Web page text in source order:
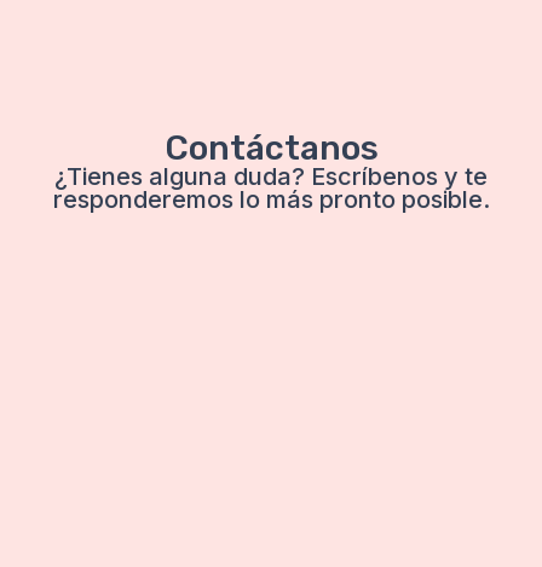
Contáctanos
¿Tienes alguna duda? Escríbenos y te
responderemos lo más pronto posible.